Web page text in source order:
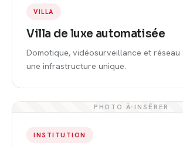
VILLA
Villa de luxe automatisée
Domotique, vidéosurveillance et réseau
une infrastructure unique.
PHOTO À INSÉRER
INSTITUTION